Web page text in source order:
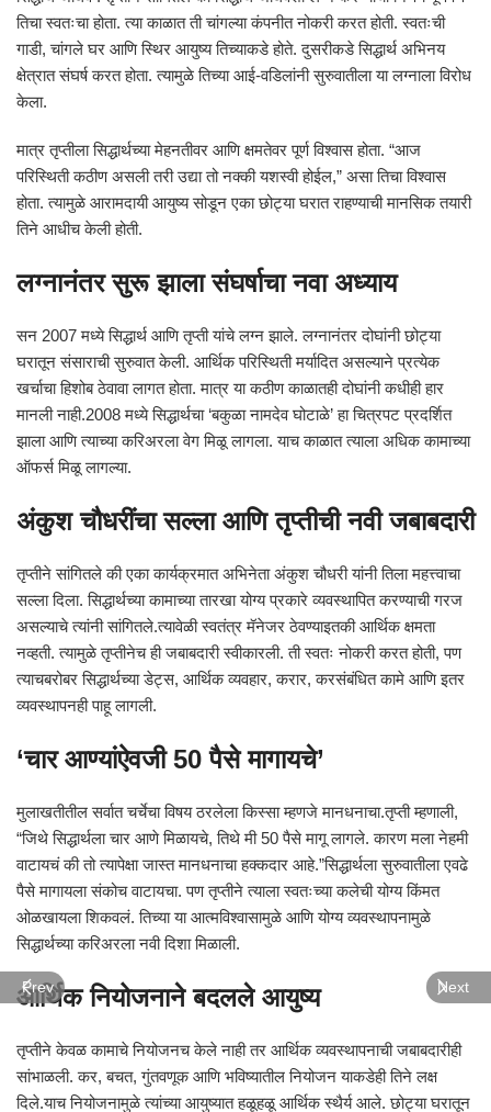
तिचा स्वतःचा होता. त्या काळात ती चांगल्या कंपनीत नोकरी करत होती. स्वतःची
गाडी, चांगले घर आणि स्थिर आयुष्य तिच्याकडे होते. दुसरीकडे सिद्धार्थ अभिनय
क्षेत्रात संघर्ष करत होता. त्यामुळे तिच्या आई-वडिलांनी सुरुवातीला या लग्नाला विरोध
केला.
मात्र तृप्तीला सिद्धार्थच्या मेहनतीवर आणि क्षमतेवर पूर्ण विश्वास होता. “आज
परिस्थिती कठीण असली तरी उद्या तो नक्की यशस्वी होईल,” असा तिचा विश्वास
होता. त्यामुळे आरामदायी आयुष्य सोडून एका छोट्या घरात राहण्याची मानसिक तयारी
तिने आधीच केली होती.
लग्नानंतर सुरू झाला संघर्षाचा नवा अध्याय
सन 2007 मध्ये सिद्धार्थ आणि तृप्ती यांचे लग्न झाले. लग्नानंतर दोघांनी छोट्या
घरातून संसाराची सुरुवात केली. आर्थिक परिस्थिती मर्यादित असल्याने प्रत्येक
खर्चाचा हिशोब ठेवावा लागत होता. मात्र या कठीण काळातही दोघांनी कधीही हार
मानली नाही.2008 मध्ये सिद्धार्थचा ‘बकुळा नामदेव घोटाळे’ हा चित्रपट प्रदर्शित
झाला आणि त्याच्या करिअरला वेग मिळू लागला. याच काळात त्याला अधिक कामाच्या
ऑफर्स मिळू लागल्या.
अंकुश चौधरींचा सल्ला आणि तृप्तीची नवी जबाबदारी
तृप्तीने सांगितले की एका कार्यक्रमात अभिनेता अंकुश चौधरी यांनी तिला महत्त्वाचा
सल्ला दिला. सिद्धार्थच्या कामाच्या तारखा योग्य प्रकारे व्यवस्थापित करण्याची गरज
असल्याचे त्यांनी सांगितले.त्यावेळी स्वतंत्र मॅनेजर ठेवण्याइतकी आर्थिक क्षमता
नव्हती. त्यामुळे तृप्तीनेच ही जबाबदारी स्वीकारली. ती स्वतः नोकरी करत होती, पण
त्याचबरोबर सिद्धार्थच्या डेट्स, आर्थिक व्यवहार, करार, करसंबंधित कामे आणि इतर
व्यवस्थापनही पाहू लागली.
‘चार आण्यांऐवजी 50 पैसे मागायचे’
मुलाखतीतील सर्वात चर्चेचा विषय ठरलेला किस्सा म्हणजे मानधनाचा.तृप्ती म्हणाली,
“जिथे सिद्धार्थला चार आणे मिळायचे, तिथे मी 50 पैसे मागू लागले. कारण मला नेहमी
वाटायचं की तो त्यापेक्षा जास्त मानधनाचा हक्कदार आहे.”सिद्धार्थला सुरुवातीला एवढे
पैसे मागायला संकोच वाटायचा. पण तृप्तीने त्याला स्वतःच्या कलेची योग्य किंमत
ओळखायला शिकवलं. तिच्या या आत्मविश्वासामुळे आणि योग्य व्यवस्थापनामुळे
सिद्धार्थच्या करिअरला नवी दिशा मिळाली.
आर्थिक नियोजनाने बदलले आयुष्य
तृप्तीने केवळ कामाचे नियोजनच केले नाही तर आर्थिक व्यवस्थापनाची जबाबदारीही
सांभाळली. कर, बचत, गुंतवणूक आणि भविष्यातील नियोजन याकडेही तिने लक्ष
दिले.याच नियोजनामुळे त्यांच्या आयुष्यात हळूहळू आर्थिक स्थैर्य आले. छोट्या घरातून
Prev Next